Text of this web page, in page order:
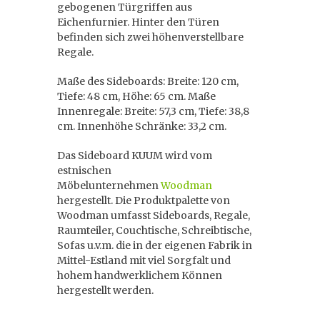
gebogenen Türgriffen aus
Eichenfurnier. Hinter den Türen
befinden sich zwei höhenverstellbare
Regale.
Maße des Sideboards: Breite: 120 cm,
Tiefe: 48 cm, Höhe: 65 cm. Maße
Innenregale: Breite: 57,3 cm, Tiefe: 38,8
cm. Innenhöhe Schränke: 33,2 cm.
Das Sideboard KUUM wird vom
estnischen
MöbelunternehmenWoodman
hergestellt. Die Produktpalette von
Woodman umfasst Sideboards, Regale,
Raumteiler, Couchtische, Schreibtische,
Sofas u.v.m. die in der eigenen Fabrik in
Mittel-Estland mit viel Sorgfalt und
hohem handwerklichem Können
hergestellt werden.